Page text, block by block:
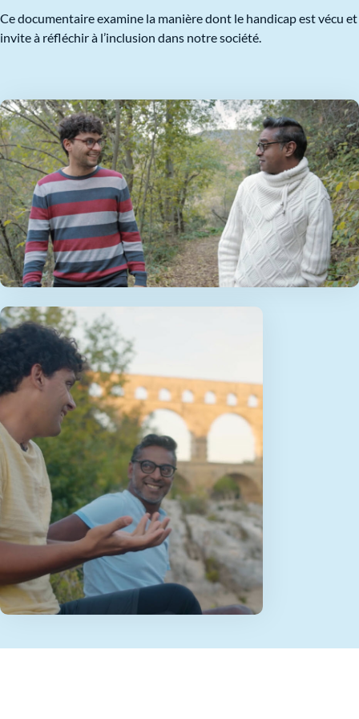
Ce documentaire examine la manière dont le handicap est vécu et
invite à réfléchir à l’inclusion dans notre société.